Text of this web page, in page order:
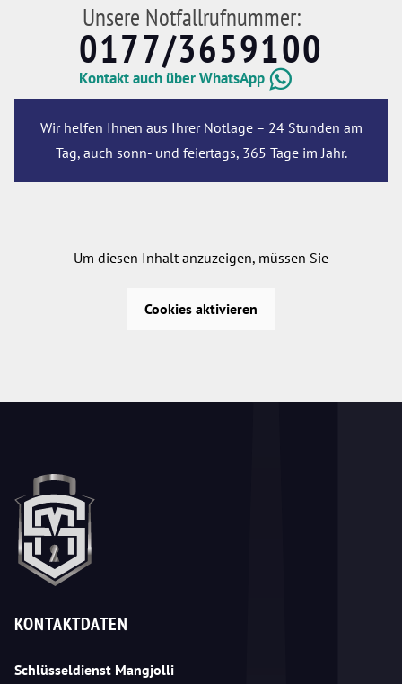
Unsere Notfallrufnummer:
0177/3659100
Kontakt auch über WhatsApp
Wir helfen Ihnen aus Ihrer Notlage – 24 Stunden am
Tag, auch sonn- und feiertags, 365 Tage im Jahr.
Um diesen Inhalt anzuzeigen, müssen Sie
Cookies aktivieren
KONTAKTDATEN
Schlüsseldienst Mangjolli